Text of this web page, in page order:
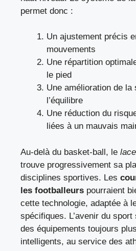
permet donc :
Un ajustement précis
mouvements
Une répartition
le pied
Une amélioration de la
l’équilibre
Une réduction du
liées à un mauvais
Au-delà du basket-ball, le
trouve progressivement sa
disciplines sportives. Les
les footballeurs pourraient
cette technologie, adaptée à
spécifiques. L’avenir du
des équipements toujours
intelligents, au service des